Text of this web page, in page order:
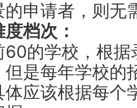
的申请者，则无
档次：
60的学校，根
但是每年学校的
体应该根据每个